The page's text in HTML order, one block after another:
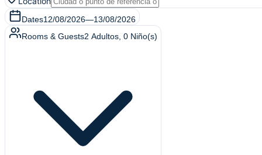
Dates12/08/2026—13/08/2026
Rooms & Guests2 Adultos 0 Niño(s)